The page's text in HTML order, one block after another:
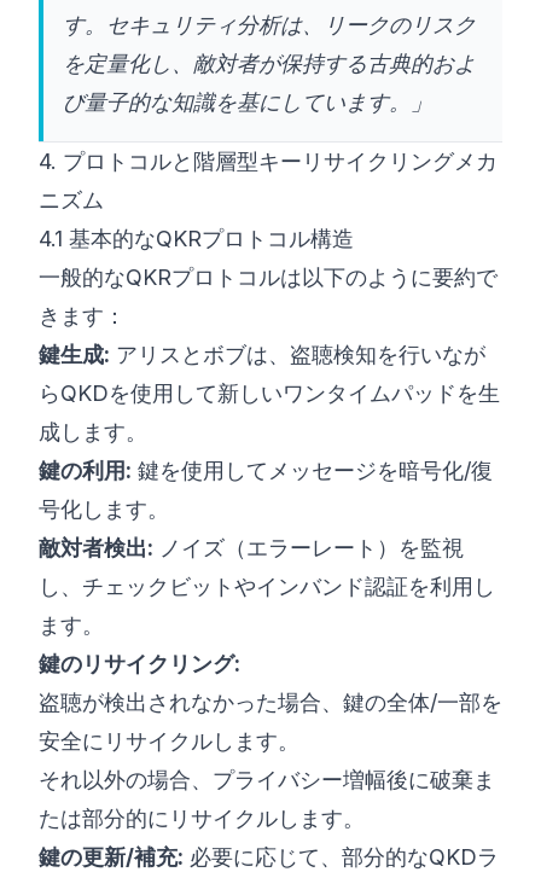
す。セキュリティ分析は、リークのリスク
を定量化し、敵対者が保持する古典的およ
び量子的な知識を基にしています。」
4. プロトコルと階層型キーリサイクリングメカ
ニズム
4.1 基本的なQKRプロトコル構造
一般的なQKRプロトコルは以下のように要約で
きます：
鍵生成: アリスとボブは、盗聴検知を行いなが
らQKDを使用して新しいワンタイムパッドを生
成します。
鍵の利用: 鍵を使用してメッセージを暗号化/復
号化します。
敵対者検出: ノイズ（エラーレート）を監視
し、チェックビットやインバンド認証を利用し
ます。
鍵のリサイクリング:
盗聴が検出されなかった場合、鍵の全体/一部を
安全にリサイクルします。
それ以外の場合、プライバシー増幅後に破棄ま
たは部分的にリサイクルします。
鍵の更新/補充: 必要に応じて、部分的なQKDラ